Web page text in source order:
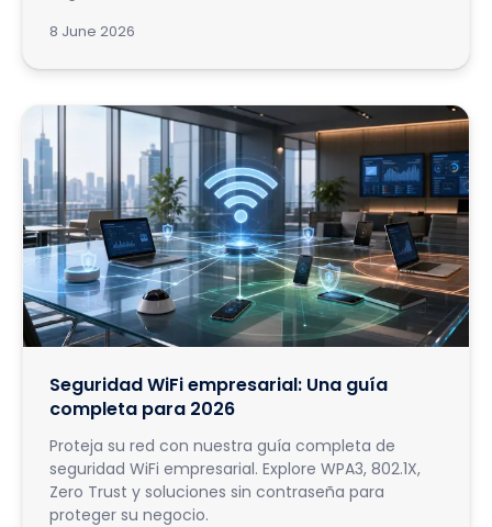
8 June 2026
Seguridad WiFi empresarial: Una guía
completa para 2026
Proteja su red con nuestra guía completa de
seguridad WiFi empresarial. Explore WPA3, 802.1X,
Zero Trust y soluciones sin contraseña para
proteger su negocio.